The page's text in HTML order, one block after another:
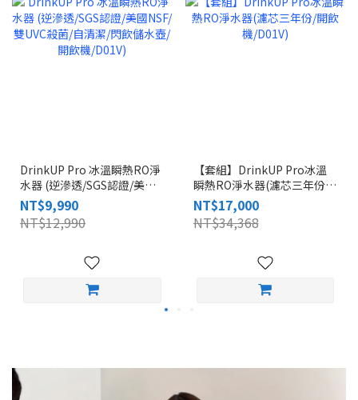
DrinkUP Pro 冰溫瞬熱RO淨
水器 (逆滲透/SGS認證/美國
NSF/雙UVC殺菌/自清潔/閃飲
儲水壺/開飲機/D01V)
NT$9,990
NT$12,990
【套組】DrinkUP Pro冰溫
瞬熱RO淨水器(濾芯三年份/
開飲機/D01V)
NT$17,000
NT$34,368